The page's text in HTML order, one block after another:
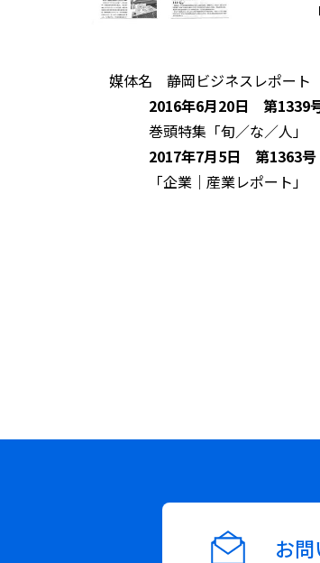
「西か
媒体名 静岡ビジネスレポート
2016年6月20日 第1339
巻頭特集「旬／な／人」
2017年7月5日 第1363号
「企業｜産業レポート」
お